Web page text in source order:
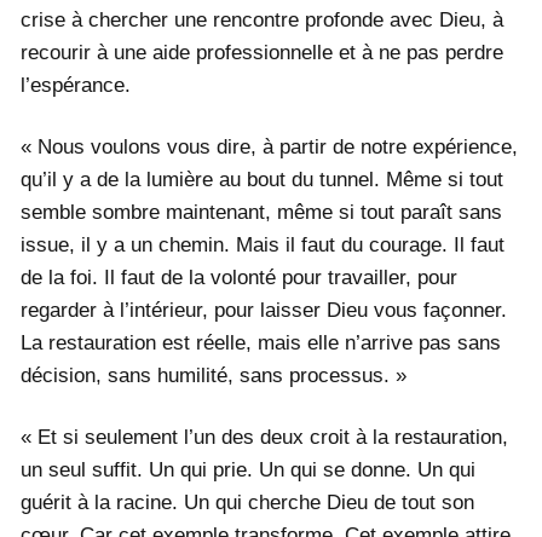
crise à chercher une rencontre profonde avec Dieu, à
recourir à une aide professionnelle et à ne pas perdre
l’espérance.
« Nous voulons vous dire, à partir de notre expérience,
qu’il y a de la lumière au bout du tunnel. Même si tout
semble sombre maintenant, même si tout paraît sans
issue, il y a un chemin. Mais il faut du courage. Il faut
de la foi. Il faut de la volonté pour travailler, pour
regarder à l’intérieur, pour laisser Dieu vous façonner.
La restauration est réelle, mais elle n’arrive pas sans
décision, sans humilité, sans processus. »
« Et si seulement l’un des deux croit à la restauration,
un seul suffit. Un qui prie. Un qui se donne. Un qui
guérit à la racine. Un qui cherche Dieu de tout son